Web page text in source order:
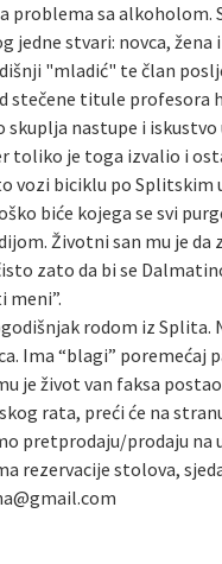
problema sa alkoholom.
jedne stvari: novca,
"mladić" te član
titule profesora
nastupe i
toliko je toga izvalio i
vozi biciklu po
biće kojega se svi
Životni san mu je
zato da bi se
meni”.
rodom iz Splita.
Ima “blagi”
je život van faksa
rata, preći će na
pretprodaju/prodaju
rezervacije stolova,